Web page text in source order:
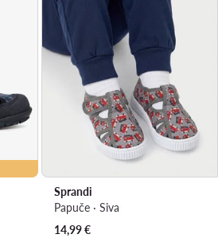
Sprandi
Papuče · Siva
14,99€